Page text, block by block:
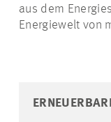
aus dem
Energiewelt von